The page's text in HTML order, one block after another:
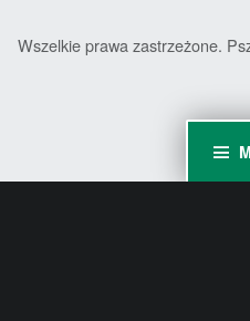
Wszelkie prawa zastrzeżone.